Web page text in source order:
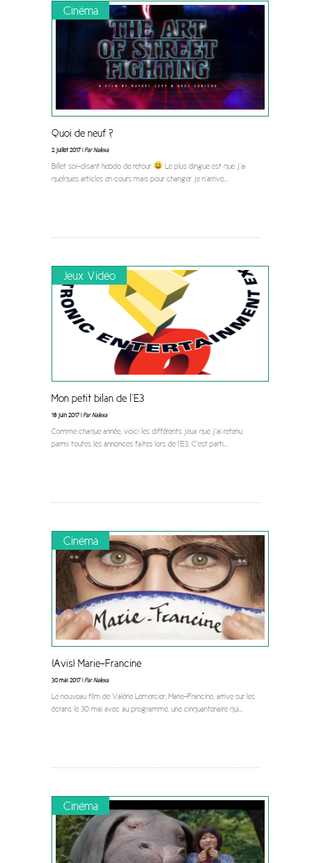
Cinéma
Quoi de neuf ?
2 juillet 2017 |Par Nalexa
Billet soi-disant hebdo de retour
Le plus dingue est que j’ai
quelques articles en cours mais pour changer je n’arrive...
Jeux Vidéo
Mon petit bilan de l’E3
18 juin 2017 |Par Nalexa
Comme chaque année, voici les différents jeux que j’ai retenu
parmi toutes les annonces faites lors de l’E3. C’est parti...
Cinéma
[Avis] Marie-Francine
30 mai 2017 |Par Nalexa
Le nouveau film de Valérie Lemercier, Marie-Francine, arrive sur les
écrans le 30 mai avec au programme, une cinquantenaire qui...
Cinéma